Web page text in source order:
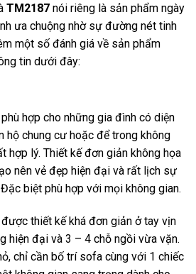
TM2187 nói riêng là sản phẩm ngày
ưa chuộng nhờ sự đường nét tinh
một số đánh giá về sản phẩm
tin dưới đây:
phù hợp cho những gia đình có diện
hộ chung cư hoặc để trong không
hợp lý. Thiết kế đơn giản không họa
nên vẻ đẹp hiện đại và rất lịch sự
biệt phù hợp với mọi không gian.
thiết kế khá đơn giản ở tay vịn
hiện đại và 3 – 4 chỗ ngồi vừa vặn.
chỉ cần bố trí sofa cùng với 1 chiếc